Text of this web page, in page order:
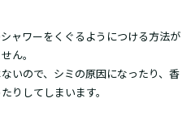
ャワーをくぐるようにつける方法が
ん。
いので、シミの原因になったり、香
りしてしまいます。